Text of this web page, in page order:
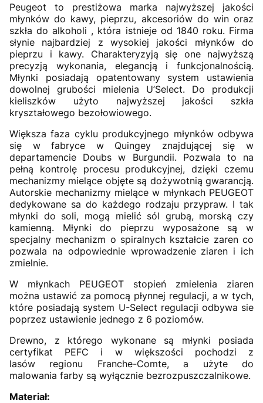
Peugeot to prestiżowa marka najwyższej jakości
młynków do kawy, pieprzu, akcesoriów do win oraz
szkła do alkoholi , która istnieje od 1840 roku. Firma
słynie najbardziej z wysokiej jakości młynków do
pieprzu i kawy. Charakteryzyją się one najwyższą
precyzją wykonania, elegancją i funkcjonalnością.
Młynki posiadają opatentowany system ustawienia
dowolnej grubości mielenia U’Select. Do produkcji
kieliszków użyto najwyższej jakości szkła
kryształowego bezołowiowego.
Większa faza cyklu produkcyjnego młynków odbywa
się w fabryce w Quingey znajdującej się w
departamencie Doubs w Burgundii. Pozwala to na
pełną kontrolę procesu produkcyjnej, dzięki czemu
mechanizmy mielące objęte są dożywotnią gwarancją.
Autorskie mechanizmy mielące w młynkach PEUGEOT
dedykowane sa do każdego rodzaju przypraw. I tak
młynki do soli, mogą mielić sól grubą, morską czy
kamienną. Młynki do pieprzu wyposażone są w
specjalny mechanizm o spiralnych kształcie zaren co
pozwala na odpowiednie wprowadzenie ziaren i ich
zmielnie.
W młynkach PEUGEOT stopień zmielenia ziaren
można ustawić za pomocą płynnej regulacji, a w tych,
które posiadają system U-Select regulacji odbywa sie
poprzez ustawienie jednego z 6 poziomów.
Drewno, z którego wykonane są młynki posiada
certyfikat PEFC i w większości pochodzi z
lasów regionu Franche-Comte, a użyte do
malowania farby są wyłącznie bezrozpuszczalnikowe.
Materiał: